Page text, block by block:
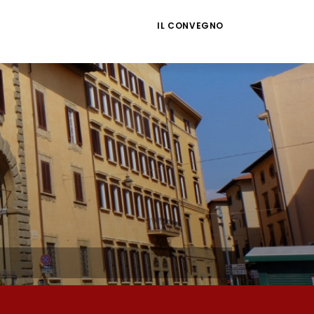
IL CONVEGNO